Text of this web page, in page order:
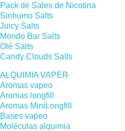
Pack de Sales de Nicotina
Sinhumo Salts
Juicy Salts
Mondo Bar Salts
Olé Salts
Candy Clouds Salts
ALQUIMIA VAPER
Aromas vapeo
Aromas longfill
Aromas MiniLongfill
Bases vapeo
Moléculas alquimia